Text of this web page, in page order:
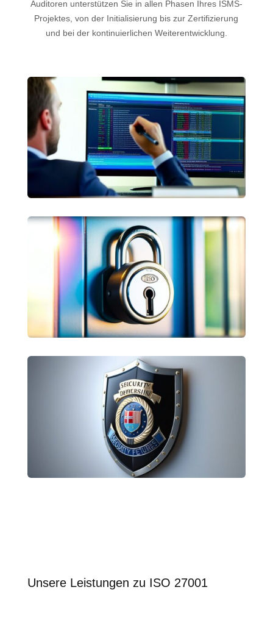
Auditoren unterstützen Sie in allen Phasen Ihres ISMS-
Projektes, von der Initialisierung bis zur Zertifizierung
und bei der kontinuierlichen Weiterentwicklung.
Unsere Leistungen zu ISO 27001